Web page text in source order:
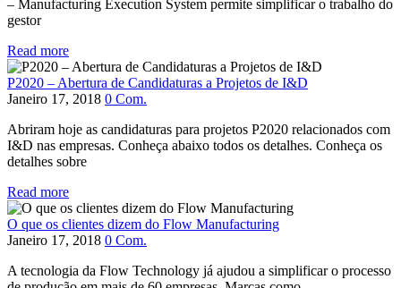
– Manufacturing Execution System permite simplificar o trabalho do
gestor
Read more
P2020 – Abertura de Candidaturas a Projetos de I&D
Janeiro 17, 2018 0 Com.
Abriram hoje as candidaturas para projetos P2020 relacionados com
I&D nas empresas. Conheça abaixo todos os detalhes. Conheça os
detalhes sobre
Read more
O que os clientes dizem do Flow Manufacturing
Janeiro 17, 2018 0 Com.
A tecnologia da Flow Technology já ajudou a simplificar o processo